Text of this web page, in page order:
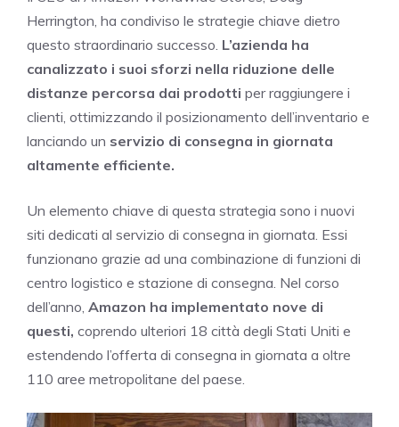
Herrington, ha condiviso le strategie chiave dietro
questo straordinario successo. L’azienda ha
canalizzato i suoi sforzi nella riduzione delle
distanze percorsa dai prodotti per raggiungere i
clienti, ottimizzando il posizionamento dell’inventario e
lanciando un servizio di consegna in giornata
altamente efficiente.
Un elemento chiave di questa strategia sono i nuovi
siti dedicati al servizio di consegna in giornata. Essi
funzionano grazie ad una combinazione di funzioni di
centro logistico e stazione di consegna. Nel corso
dell’anno, Amazon ha implementato nove di
questi, coprendo ulteriori 18 città degli Stati Uniti e
estendendo l’offerta di consegna in giornata a oltre
110 aree metropolitane del paese.